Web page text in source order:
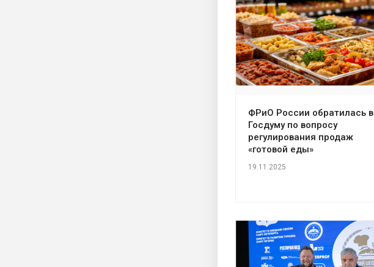
ФРиО России обратилась в
Госдуму по вопросу
регулирования продаж
«готовой еды»
19.11.2025